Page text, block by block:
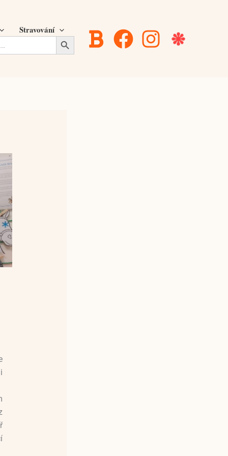
Stravování
Search Button